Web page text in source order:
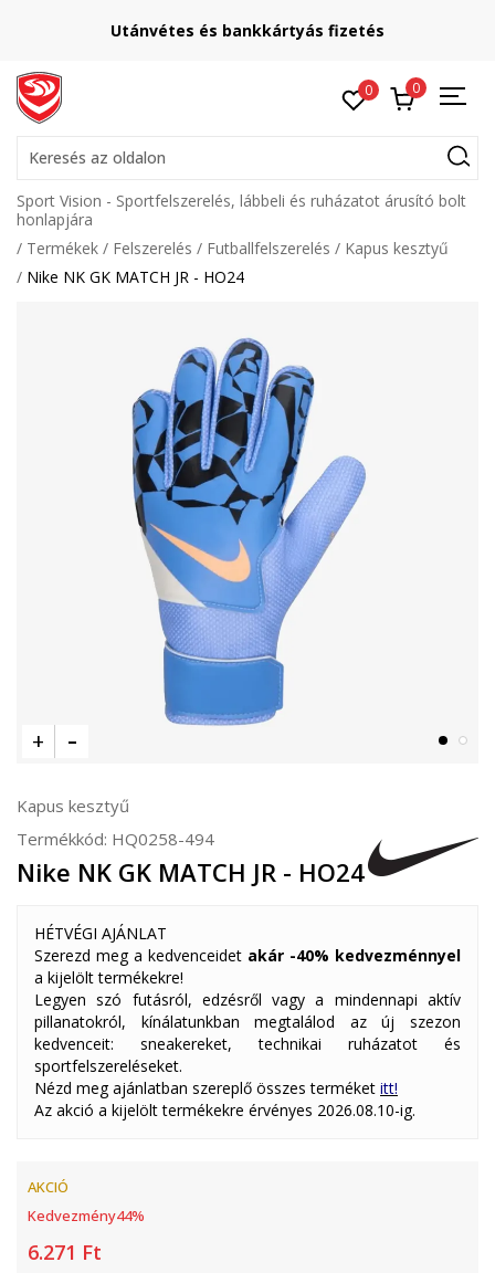
Utánvétes és bankkártyás fizetés
0 0
Keresés az oldalon
Sport Vision - Sportfelszerelés, lábbeli és ruházatot árusító bolt
honlapjára
Termékek
Felszerelés Futballfelszerelés
Kapus kesztyű
Nike NK GK MATCH JR - HO24
Kapus kesztyű
Termékkód: HQ0258-494
Nike NK GK MATCH JR - HO24
HÉTVÉGI AJÁNLAT
Szerezd meg a kedvenceidet akár -40% kedvezménnyel
a kijelölt termékekre!
Legyen szó futásról, edzésről vagy a mindennapi aktív
pillanatokról, kínálatunkban megtalálod az új szezon
kedvenceit: sneakereket, technikai ruházatot és
sportfelszereléseket.
Nézd meg ajánlatban szereplő összes terméket itt!
Az akció a kijelölt termékekre érvényes 2026.08.10-ig.
AKCIÓ
Kedvezmény44%
6.271 Ft